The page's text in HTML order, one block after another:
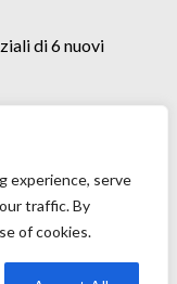
experience, serve
traffic. By
of cookies.
di 6 nuovi